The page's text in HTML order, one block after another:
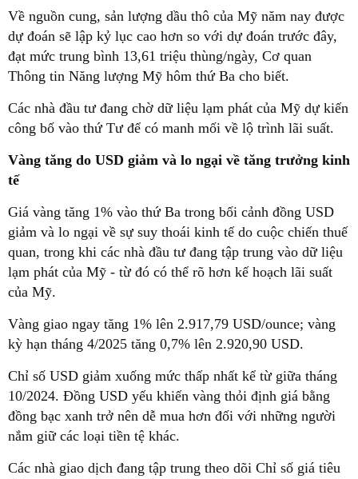
Về nguồn cung, sản lượng dầu thô của Mỹ năm nay được
dự đoán sẽ lập kỷ lục cao hơn so với dự đoán trước đây,
đạt mức trung bình 13,61 triệu thùng/ngày, Cơ quan
Thông tin Năng lượng Mỹ hôm thứ Ba cho biết.
Các nhà đầu tư đang chờ dữ liệu lạm phát của Mỹ dự kiến
công bố vào thứ Tư để có manh mối về lộ trình lãi suất.
Vàng tăng do USD giảm và lo ngại về tăng trưởng kinh
tế
Giá vàng tăng 1% vào thứ Ba trong bối cảnh đồng USD
giảm và lo ngại về sự suy thoái kinh tế do cuộc chiến thuế
quan, trong khi các nhà đầu tư đang tập trung vào dữ liệu
lạm phát của Mỹ - từ đó có thể rõ hơn kế hoạch lãi suất
của Mỹ.
Vàng giao ngay tăng 1% lên 2.917,79 USD/ounce; vàng
kỳ hạn tháng 4/2025 tăng 0,7% lên 2.920,90 USD.
Chỉ số USD giảm xuống mức thấp nhất kể từ giữa tháng
10/2024. Đồng USD yếu khiến vàng thỏi định giá bằng
đồng bạc xanh trở nên dễ mua hơn đối với những người
nắm giữ các loại tiền tệ khác.
Các nhà giao dịch đang tập trung theo dõi Chỉ số giá tiêu